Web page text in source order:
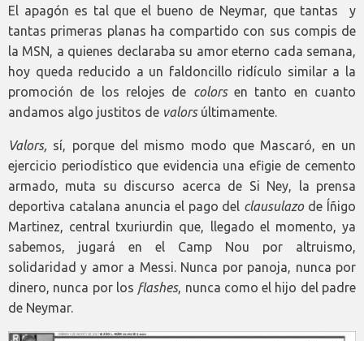
El apagón es tal que el bueno de Neymar, que tantas y
tantas primeras planas ha compartido con sus compis de
la MSN, a quienes declaraba su amor eterno cada semana,
hoy queda reducido a un faldoncillo ridículo similar a la
promoción de los relojes de colorsen tanto en cuanto
andamos algo justitos de valors últimamente.
Valors, sí, porque del mismo modo que Mascaró, en un
ejercicio periodístico que evidencia una efigie de cemento
armado, muta su discurso acerca de Si Ney, la prensa
deportiva catalana anuncia el pago del clausulazode Íñigo
Martinez, central txuriurdin que, llegado el momento, ya
sabemos, jugará en el Camp Nou por altruismo,
solidaridad y amor a Messi. Nunca por panoja, nunca por
dinero, nunca por los flashes, nunca como el hijo del padre
de Neymar.